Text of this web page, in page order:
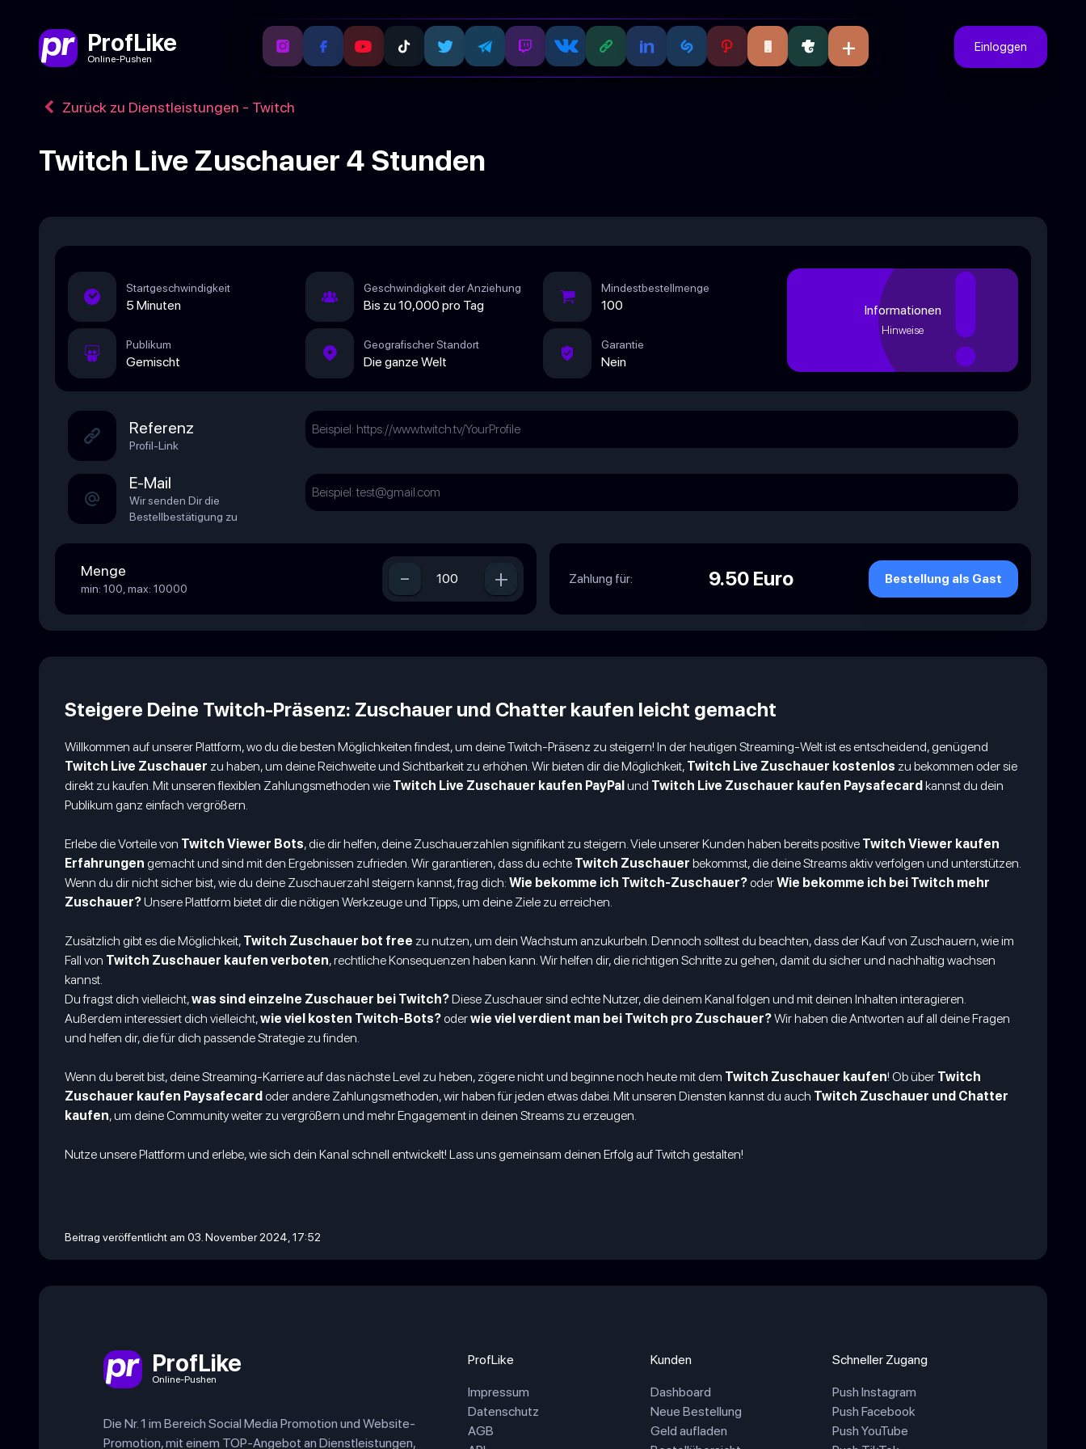
ProfLike
Online-Pushen + Einloggen
Zurück zu Dienstleistungen - Twitch
Twitch Live Zuschauer 4 Stunden
Startgeschwindigkeit
5 Minuten
Geschwindigkeit der Anziehung
Bis zu 10,000 pro Tag
Mindestbestellmenge
100
Publikum
Gemischt
Geografischer Standort
Die ganze Welt
Garantie
Nein
Informationen
Hinweise
Referenz
Profil-Link
E-Mail
Wir senden Dir die
Bestellbestätigung zu
Menge
min: 100, max: 10000 - + Zahlung für: 9.50 Euro Bestellung als Gast
Steigere Deine Twitch-Präsenz: Zuschauer und Chatter kaufen leicht gemacht
Willkommen auf unserer Plattform, wo du die besten Möglichkeiten findest, um deine Twitch-Präsenz zu steigern! In der heutigen Streaming-Welt ist es entscheidend, genügend
Twitch Live Zuschauer zu haben, um deine Reichweite und Sichtbarkeit zu erhöhen. Wir bieten dir die Möglichkeit, Twitch Live Zuschauer kostenlos zu bekommen oder sie
direkt zu kaufen. Mit unseren flexiblen Zahlungsmethoden wie Twitch Live Zuschauer kaufen PayPalund Twitch Live Zuschauer kaufen Paysafecardkannst du dein
Publikum ganz einfach vergrößern.
Erlebe die Vorteile von Twitch Viewer Bots, die dir helfen, deine Zuschauerzahlen signifikant zu steigern. Viele unserer Kunden haben bereits positive Twitch Viewer kaufen
Erfahrungen gemacht und sind mit den Ergebnissen zufrieden. Wir garantieren, dass du echte Twitch Zuschauer bekommst, die deine Streams aktiv verfolgen und unterstützen.
Wenn du dir nicht sicher bist, wie du deine Zuschauerzahl steigern kannst, frag dich: Wie bekomme ich Twitch-Zuschauer? oderWie bekomme ich bei Twitch mehr
Zuschauer?Unsere Plattform bietet dir die nötigen Werkzeuge und Tipps, um deine Ziele zu erreichen.
Zusätzlich gibt es die Möglichkeit, Twitch Zuschauer bot free zu nutzen, um dein Wachstum anzukurbeln. Dennoch solltest du beachten, dass der Kauf von Zuschauern, wie im
Fall von Twitch Zuschauer kaufen verboten, rechtliche Konsequenzen haben kann. Wir helfen dir, die richtigen Schritte zu gehen, damit du sicher und nachhaltig wachsen
kannst.
Du fragst dich vielleicht,was sind einzelne Zuschauer bei Twitch?Diese Zuschauer sind echte Nutzer, die deinem Kanal folgen und mit deinen Inhalten interagieren.
Außerdem interessiert dich vielleicht,wie viel kosten Twitch-Bots? oderwie viel verdient man bei Twitch pro Zuschauer?Wir haben die Antworten auf all deine Fragen
und helfen dir, die für dich passende Strategie zu finden.
Wenn du bereit bist, deine Streaming-Karriere auf das nächste Level zu heben, zögere nicht und beginne noch heute mit dem Twitch Zuschauer kaufen! Ob über Twitch
Zuschauer kaufen Paysafecard oder andere Zahlungsmethoden, wir haben für jeden etwas dabei. Mit unseren Diensten kannst du auch Twitch Zuschauer und Chatter
kaufen, um deine Community weiter zu vergrößern und mehr Engagement in deinen Streams zu erzeugen.
Nutze unsere Plattform und erlebe, wie sich dein Kanal schnell entwickelt! Lass uns gemeinsam deinen Erfolg auf Twitch gestalten!
Beitrag veröffentlicht am 03. November 2024, 17:52
ProfLike
Online-Pushen
Die Nr. 1 im Bereich Social Media Promotion und Website-
Promotion, mit einem TOP-Angebot an Dienstleistungen,
ProfLike
Impressum
Datenschutz
AGB
Kunden
Dashboard
Neue Bestellung
Geld aufladen
Schneller Zugang
Push Instagram
Push Facebook
Push YouTube